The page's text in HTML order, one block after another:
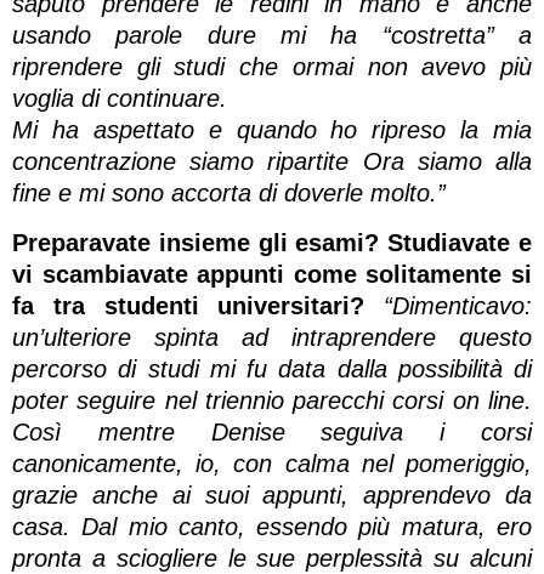
usando parole dure mi ha “costretta” a
riprendere gli studi che ormai non avevo più
voglia di continuare.
Mi ha aspettato e quando ho ripreso la mia
concentrazione siamo ripartite Ora siamo alla
fine e mi sono accorta di doverle molto.”
Preparavate insieme gli esami? Studiavate e
vi scambiavate appunti come solitamente si
fa tra studenti universitari? “Dimenticavo:
un’ulteriore spinta ad intraprendere questo
percorso di studi mi fu data dalla possibilità di
poter seguire nel triennio parecchi corsi on line.
Così mentre Denise seguiva i corsi
canonicamente, io, con calma nel pomeriggio,
grazie anche ai suoi appunti, apprendevo da
casa. Dal mio canto, essendo più matura, ero
pronta a sciogliere le sue perplessità su alcuni